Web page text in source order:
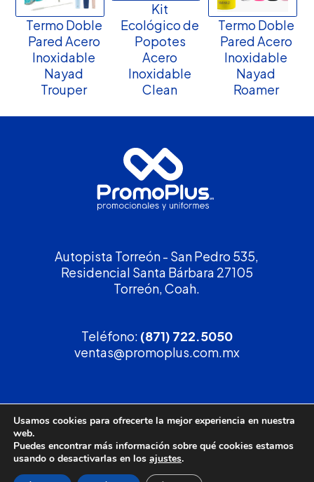
Termo Doble
Pared Acero
Inoxidable
Nayad
Trouper
Kit
Ecológico de
Popotes
Acero
Inoxidable
Clean
Termo Doble
Pared Acero
Inoxidable
Nayad
Roamer
Autopista Torreón - San Pedro 535,
Residencial Santa Bárbara 27105
Torreón, Coah.
Teléfono: (871) 722.5050
ventas@promoplus.com.mx
¡Solicita tucotización!
(800) 90 PROMO
Usamos cookies para ofrecerte la mejor experiencia en nuestra
web.
Puedes encontrar más información sobre qué cookies estamos
usando o desactivarlas en los ajustes.